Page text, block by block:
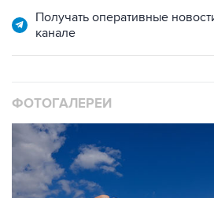
Получать оперативные
канале
ФОТОГАЛЕРЕИ